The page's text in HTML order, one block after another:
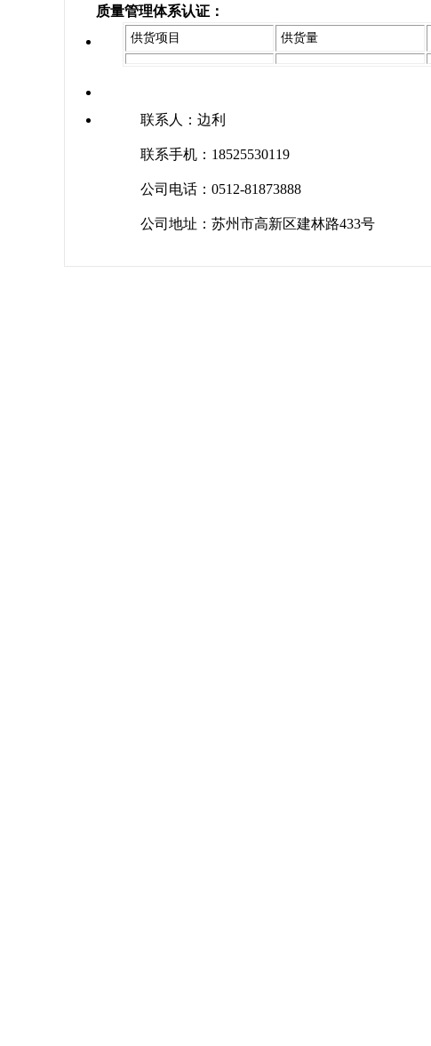
质量管理体系认证：
供货项目 供货量
联系人：边利
联系手机：18525530119
公司电话：0512-81873888
公司地址：苏州市高新区建林路433号